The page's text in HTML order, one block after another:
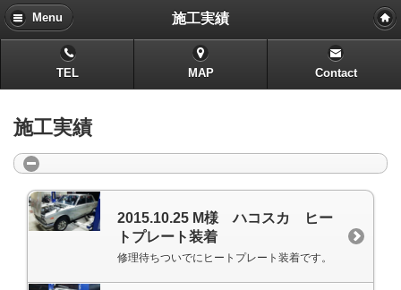
Menu 施工実績
TEL MAP Contact
施工実績
2015.10.25 M様 ハコスカ ヒー
トプレート装着
修理待ちついでにヒートプレート装着です。